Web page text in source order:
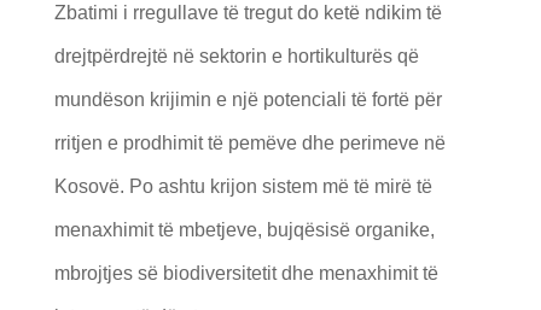
Zbatimi i rregullave të tregut do ketë ndikim të
drejtpërdrejtë në sektorin e hortikulturës që
mundëson krijimin e një potenciali të fortë për
rritjen e prodhimit të pemëve dhe perimeve në
Kosovë. Po ashtu krijon sistem më të mirë të
menaxhimit të mbetjeve, bujqësisë organike,
mbrojtjes së biodiversitetit dhe menaxhimit të